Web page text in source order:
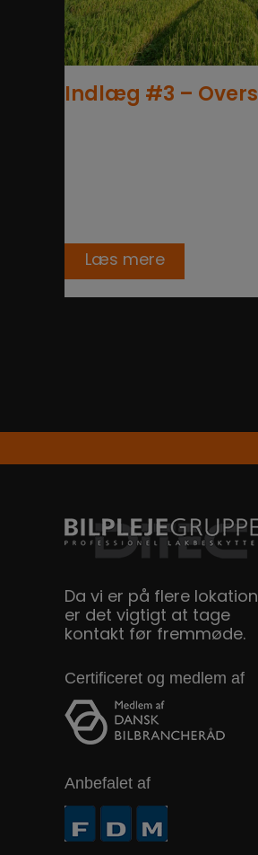
Indlæg #3 –
Læs mere
Da vi er på flere
er det vigtigt at tage
kontakt før fremmøde.
Certificeret og medlem af
Anbefalet af